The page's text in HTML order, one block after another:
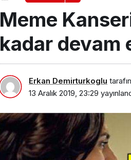
Meme
kadar devam
Erkan Demirturkoglu
13 Aralık 2019, 23:29